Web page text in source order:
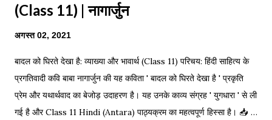
(Class 11) | नागार्जुन
अगस्त 02, 2021
बादल को घिरते देखा है: व्याख्या और भावार्थ (Class 11) परिचय: हिंदी साहित्य के
प्रगतिवादी कवि बाबा नागार्जुन की यह कविता ' बादल को घिरते देखा है ' प्रकृति
प्रेम और यथार्थवाद का बेजोड़ उदाहरण है। यह उनके काव्य संग्रह ' युगधारा ' से ली
गई है और Class 11 Hindi (Antara) पाठ्यक्रम का महत्वपूर्ण हिस्सा है। 📥